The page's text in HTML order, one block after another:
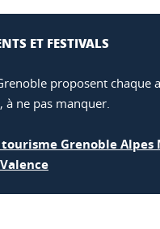
ET FESTIVALS
proposent chaque
ne pas manquer.
tourisme Grenoble